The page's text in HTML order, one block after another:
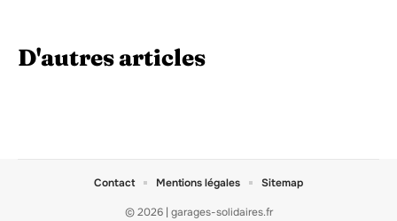
D'autres articles
© 2026 | garages-solidaires.fr
Contact Mentions légales Sitemap